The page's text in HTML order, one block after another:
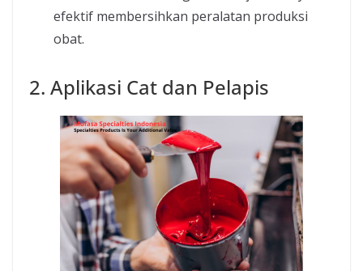
efektif membersihkan peralatan produksi
obat.
2. Aplikasi Cat dan Pelapis